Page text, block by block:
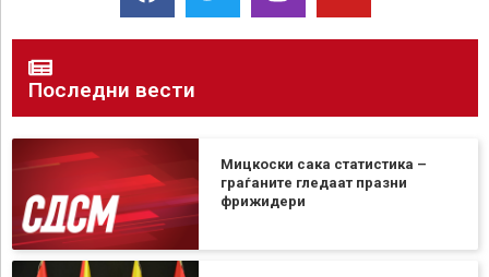
Последни вести
Мицкоски сака статистика –
граѓаните гледаат празни
фрижидери